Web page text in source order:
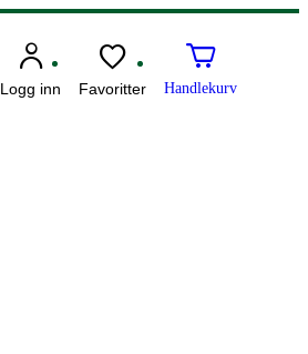
Logg inn Favoritter Handlekurv